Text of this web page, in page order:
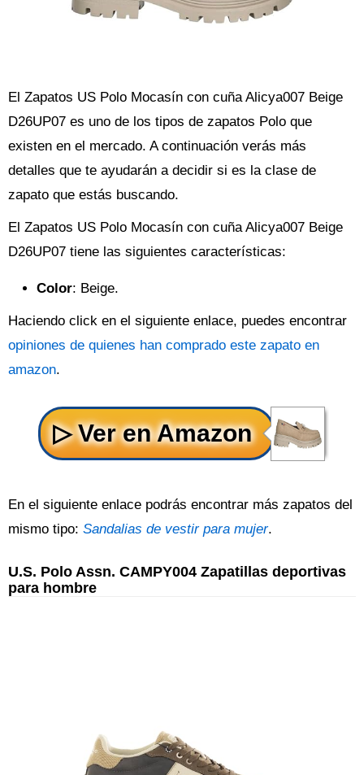
El Zapatos US Polo Mocasín con cuña Alicya007 Beige
D26UP07 es uno de los tipos de zapatos Polo que
existen en el mercado. A continuación verás más
detalles que te ayudarán a decidir si es la clase de
zapato que estás buscando.
El Zapatos US Polo Mocasín con cuña Alicya007 Beige
D26UP07 tiene las siguientes características:
Color: Beige.
Haciendo click en el siguiente enlace, puedes encontrar
opiniones de quienes han comprado este zapato en
amazon.
En el siguiente enlace podrás encontrar más zapatos del
mismo tipo: Sandalias de vestir para mujer.
U.S. Polo Assn. CAMPY004 Zapatillas deportivas
para hombre